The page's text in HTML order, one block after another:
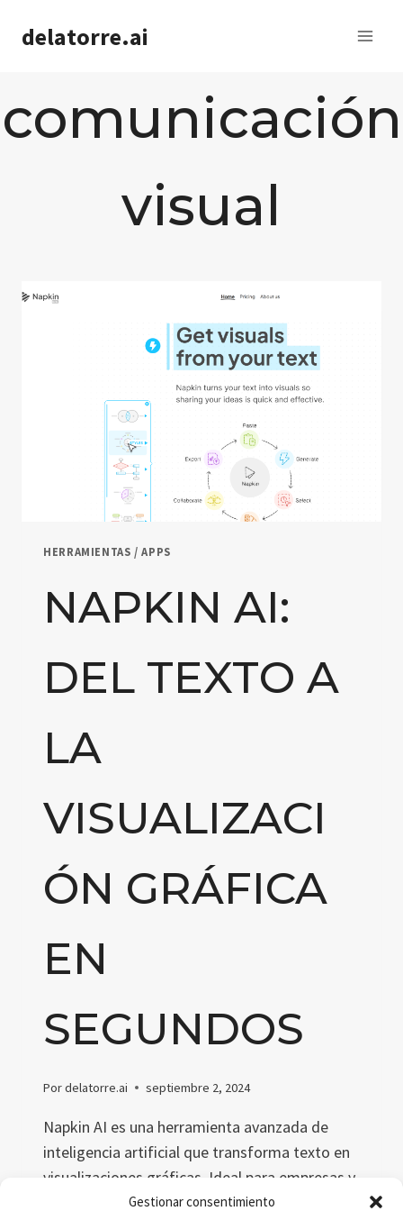
Gestionar consentimiento
delatorre.ai
comunicación
visual
HERRAMIENTAS / APPS
NAPKIN AI:
DEL TEXTO A
LA
VISUALIZACI
ÓN GRÁFICA
EN
SEGUNDOS
Pordelatorre.ai septiembre 2, 2024
Napkin AI es una herramienta avanzada de
inteligencia artificial que transforma texto en
visualizaciones gráficas. Ideal para empresas y
profesionales, permite crear diagramas,